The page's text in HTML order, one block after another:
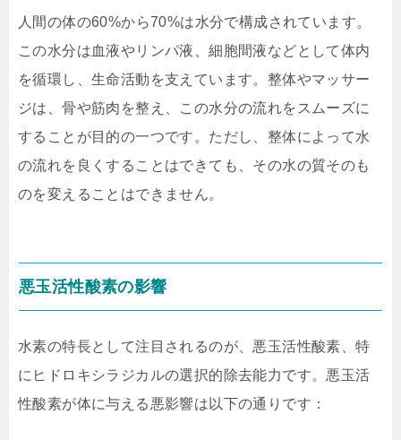
人間の体の60%から70%は水分で構成されています。
この水分は血液やリンパ液、細胞間液などとして体内
を循環し、生命活動を支えています。整体やマッサー
ジは、骨や筋肉を整え、この水分の流れをスムーズに
することが目的の一つです。ただし、整体によって水
の流れを良くすることはできても、その水の質そのも
のを変えることはできません。
悪玉活性酸素の影響
水素の特長として注目されるのが、悪玉活性酸素、特
にヒドロキシラジカルの選択的除去能力です。悪玉活
性酸素が体に与える悪影響は以下の通りです：